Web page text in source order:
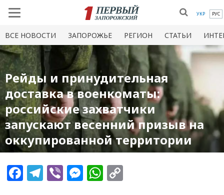
УКР РУС
ВСЕ НОВОСТИ ЗАПОРОЖЬЕ РЕГИОН СТАТЬИ
Рейды и принудительная
доставка в военкоматы:
российские захватчики
запускают весенний призыв на
оккупированной территории
Facebook
Telegram
ViberMessenger
WhatsApp